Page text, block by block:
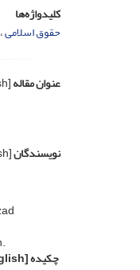
کلیدواژه‌ها
حقوق اسلامی
عنوان مقاله[English]
نویسندگان[English]
چکیده[English]